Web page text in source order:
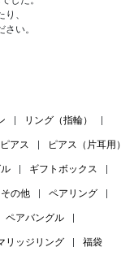
、
さい。
リング（指輪）
ピアス ピアス（片耳用）
ギフトボックス
の他 ペアリング
ペアバングル
リッジリング 福袋